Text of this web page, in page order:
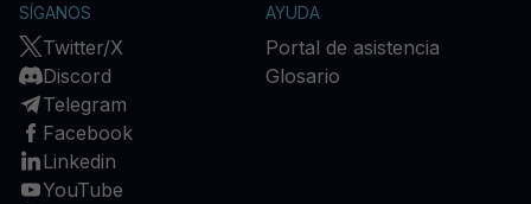
SÍGANOS
Twitter/X
Discord
Telegram
Facebook
Linkedin
YouTube
AYUDA
Portal de asistencia
Glosario